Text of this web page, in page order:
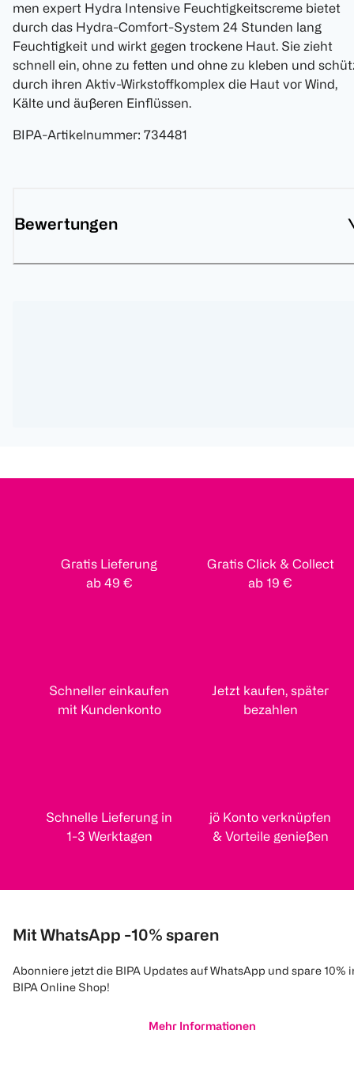
men expert Hydra Intensive Feuchtigkeitscreme bietet
durch das Hydra-Comfort-System 24 Stunden lang
Feuchtigkeit und wirkt gegen trockene Haut. Sie zieht
schnell ein, ohne zu fetten und ohne zu kleben und
durch ihren Aktiv-Wirkstoffkomplex die Haut vor Wind,
Kälte und äußeren Einflüssen.
BIPA-Artikelnummer: 734481
Bewertungen
Gratis Lieferung
ab 49 €
Gratis Click & Collect
ab 19 €
Schneller einkaufen
mit Kundenkonto
Jetzt kaufen, später
bezahlen
Schnelle Lieferung in
1-3 Werktagen
jö Konto verknüpfen
& Vorteile genießen
Mit WhatsApp -10% sparen
Abonniere jetzt die BIPA Updates auf WhatsApp und spare 10%
BIPA Online Shop!
Mehr Informationen